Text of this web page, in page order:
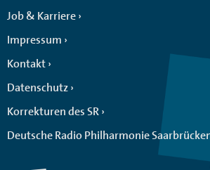
Job & Karriere
Impressum
Kontakt
Datenschutz
Korrekturen des SR
Deutsche Radio Philharmonie